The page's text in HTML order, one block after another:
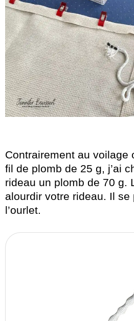
Contrairement au voilage
fil de plomb de 25 g, j’ai
rideau un plomb de 70 g.
alourdir votre rideau. Il se
l’ourlet.